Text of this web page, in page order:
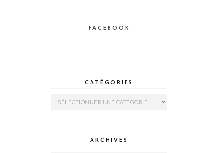
FACEBOOK
CATÉGORIES
Catégories
ARCHIVES